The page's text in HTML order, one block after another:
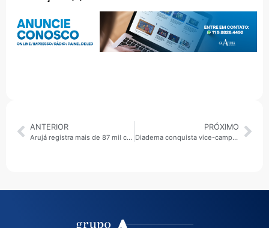
ANTERIOR
Arujá registra mais de 87 mil consultas nas UBSs e bate recorde em vacinação no primeiro semestre
PRÓXIMO
Diadema conquista vice-campeonato no handebol feminino e bronze no basquete 3×3 nos Jogos Regionais 2026